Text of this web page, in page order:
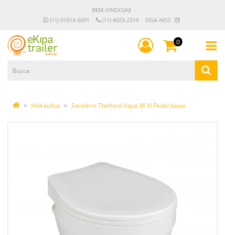
BEM-VINDO(A)!
(11) 91019-6091
(11) 4023-2314 SIGA-NOS
0
Hidráulica Sanitário Thetford Aqua M VI Pedal baixo